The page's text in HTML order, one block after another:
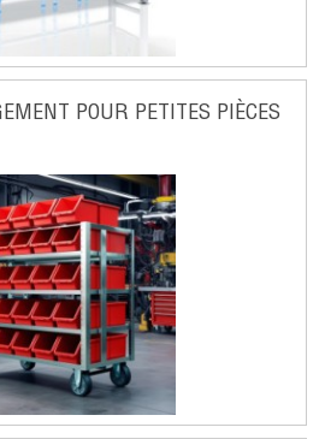
POUR PETITES PIÈCES